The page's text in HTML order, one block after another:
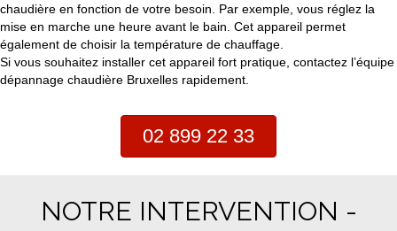
chaudière en fonction de votre besoin. Par exemple, vous réglez la
mise en marche une heure avant le bain. Cet appareil permet
également de choisir la température de chauffage.
Si vous souhaitez installer cet appareil fort pratique, contactez l’équipe
dépannage chaudière Bruxelles rapidement.
02 899 22 33
NOTRE INTERVENTION -